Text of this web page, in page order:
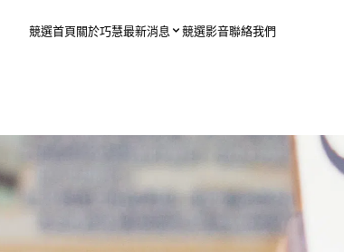
競選首頁關於巧慧最新消息 競選影音聯絡我們